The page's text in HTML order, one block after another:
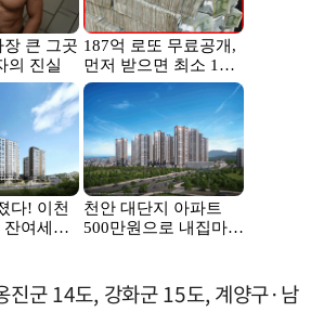
진군 14도, 강화군 15도, 계양구·남